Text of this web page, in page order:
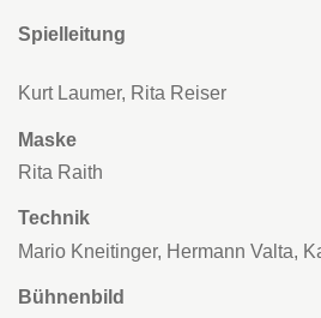
Spielleitung
Kurt Laumer, Rita Reiser
Maske
Rita Raith
Technik
Mario Kneitinger, Hermann Valta,
Bühnenbild